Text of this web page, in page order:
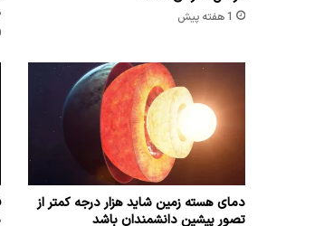
1 هفته پیش
دمای هسته زمین شاید هزار درجه کمتر از
تصور پیشین دانشمندان باشد